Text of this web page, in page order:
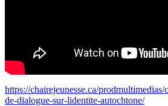
https://chairejeunesse.ca/
de-dialogue-sur-lidentite-autochtone/